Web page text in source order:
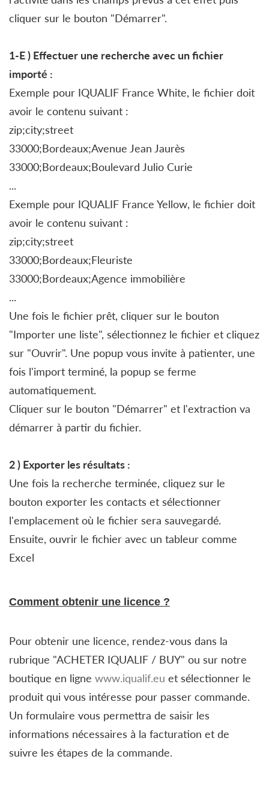
cliquer sur le bouton "Démarrer".
1-E ) Effectuer une recherche avec un fichier
importé :
Exemple pour IQUALIF France White, le fichier doit
avoir le contenu suivant :
zip;city;street
33000;Bordeaux;Avenue Jean Jaurès
33000;Bordeaux;Boulevard Julio Curie
...
Exemple pour IQUALIF France Yellow, le fichier doit
avoir le contenu suivant :
zip;city;street
33000;Bordeaux;Fleuriste
33000;Bordeaux;Agence immobilière
...
Une fois le fichier prêt, cliquer sur le bouton
"Importer une liste", sélectionnez le fichier et cliquez
sur "Ouvrir". Une popup vous invite à patienter, une
fois l'import terminé, la popup se ferme
automatiquement.
Cliquer sur le bouton "Démarrer" et l'extraction va
démarrer à partir du fichier.
2 ) Exporter les résultats :
Une fois la recherche terminée, cliquez sur le
bouton exporter les contacts et sélectionner
l'emplacement où le fichier sera sauvegardé.
Ensuite, ouvrir le fichier avec un tableur comme
Excel
Comment obtenir une licence ?
Pour obtenir une licence, rendez-vous dans la
rubrique "ACHETER IQUALIF / BUY" ou sur notre
boutique en ligne www.iqualif.eu et sélectionner le
produit qui vous intéresse pour passer commande.
Un formulaire vous permettra de saisir les
informations nécessaires à la facturation et de
suivre les étapes de la commande.